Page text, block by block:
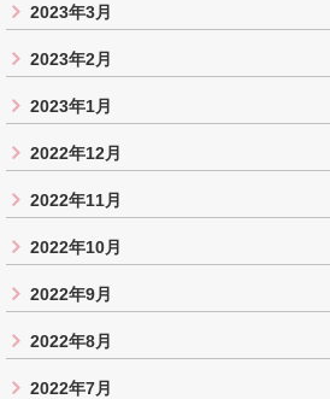
2023年3月
2023年2月
2023年1月
2022年12月
2022年11月
2022年10月
2022年9月
2022年8月
2022年7月